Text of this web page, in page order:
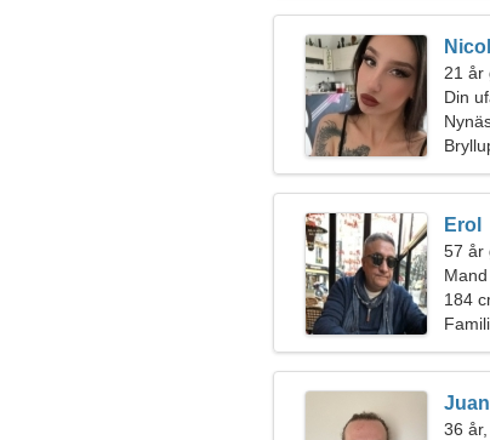
21 år
Din
Erol
57 år
184
Juan
36